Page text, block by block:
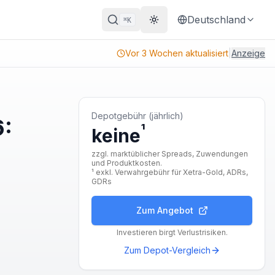
⌘K Theme wechseln
Deutschland
Vor 3 Wochen aktualisiert Anzeige
Depotgebühr (jährlich)
keine¹
zzgl. marktüblicher Spreads, Zuwendungen
und Produktkosten.
¹ exkl. Verwahrgebühr für Xetra-Gold, ADRs,
GDRs
Zum Angebot
Investieren birgt Verlustrisiken.
Zum Depot-Vergleich